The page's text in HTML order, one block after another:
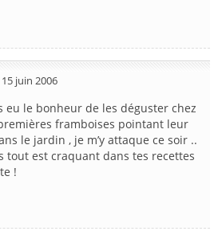
15 juin 2006
eu le bonheur de les déguster chez
framboises pointant leur
le jardin , je m’y attaque ce soir ..
tout est craquant dans tes recettes
!